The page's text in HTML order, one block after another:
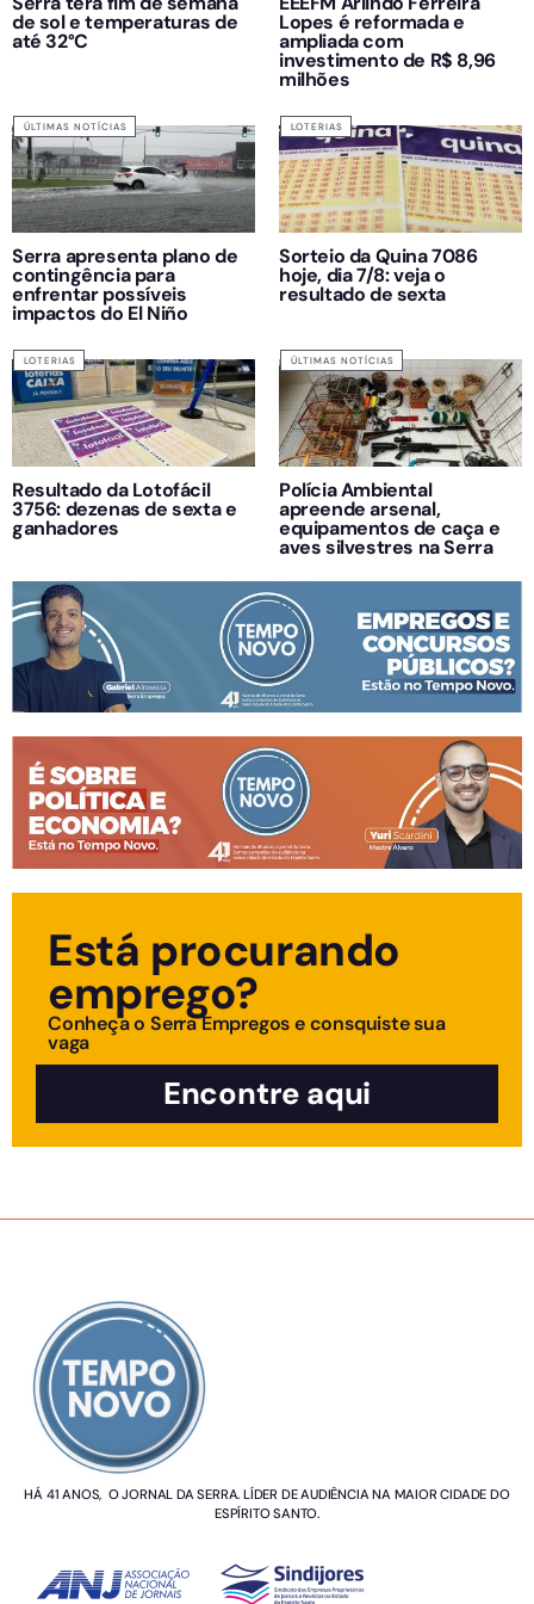
de sol e temperaturas de
até 32°C
Lopes é reformada e
ampliada com
investimento de R$ 8,96
milhões
ÚLTIMAS NOTÍCIAS
Serra apresenta plano de
contingência para
enfrentar possíveis
impactos do El Niño
LOTERIAS
Sorteio da Quina 7086
hoje, dia 7/8: veja o
resultado de sexta
LOTERIAS
Resultado da Lotofácil
3756: dezenas de sexta e
ganhadores
ÚLTIMAS NOTÍCIAS
Polícia Ambiental
apreende arsenal,
equipamentos de caça e
aves silvestres na Serra
Está procurando
emprego?
Conheça o Serra Empregos e consquiste sua
vaga
Encontre aqui
HÁ 41 ANOS, O JORNAL DA SERRA. LÍDER DE AUDIÊNCIA NA MAIOR CIDADE DO
ESPÍRITO SANTO.